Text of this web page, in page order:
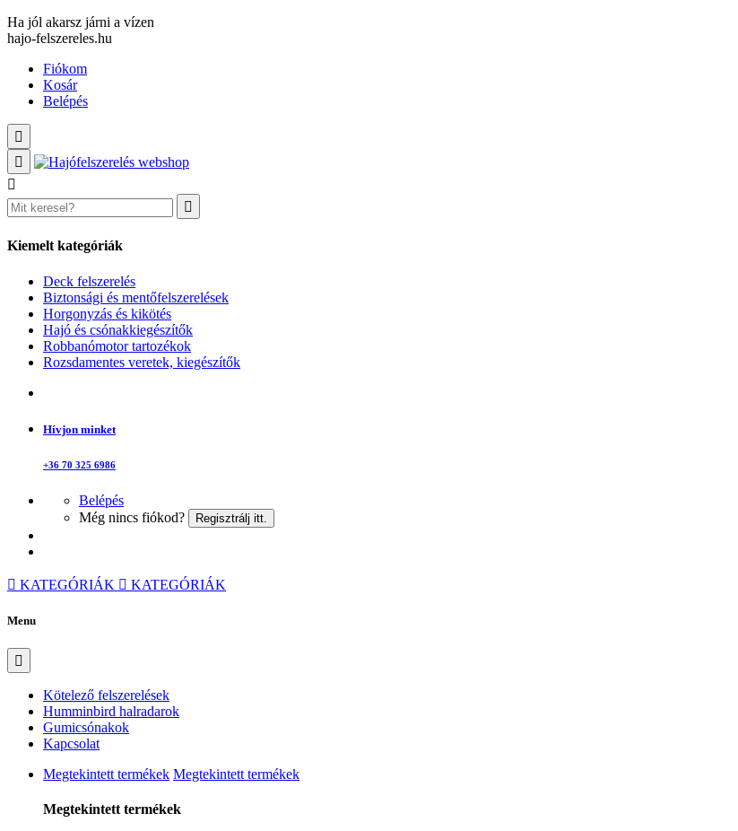
Ha jól akarsz járni a vízen
hajo-felszereles.hu
Fiókom
Kosár
Belépés
Kiemelt kategóriák
Deck felszerelés
Biztonsági és mentőfelszerelések
Horgonyzás és kikötés
Hajó és csónakkiegészítők
Robbanómotor tartozékok
Rozsdamentes veretek, kiegészítők
Hívjon minket
+36 70 325 6986
Belépés
Még nincs fiókod?
Regisztrálj itt.
KATEGÓRIÁK KATEGÓRIÁK
Menu
Kötelező felszerelések
Humminbird halradarok
Gumicsónakok
Kapcsolat
Megtekintett termékek Megtekintett termékek
Megtekintett termékek